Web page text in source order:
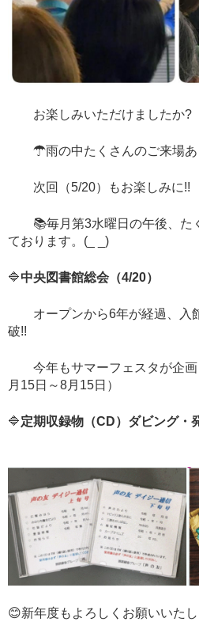
お楽しみいただけましたか?
☂雨の中たくさんのご来場あ
次回（5/20）もお楽しみに!!
📚毎月第3水曜日の午後、た
ております。(_ _)
🔷中央図書館総会（4/20）
オープンから6年が経過、入
破!!
今年もサマーフェスタが企画
月15日～8月15日）
🔷定期収録物（CD）ダビング
😊新年度もよろしくお願いいた